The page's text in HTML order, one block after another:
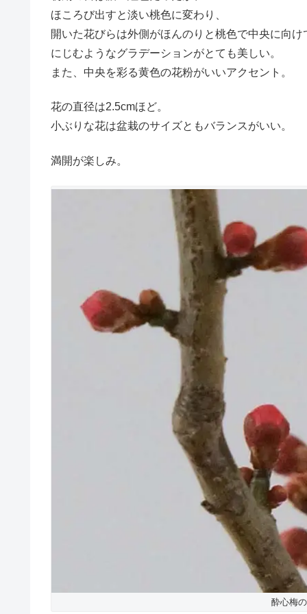
ほころび出すと淡い桃色に変わり、
開いた花びらは外側がほんのりと桃色で中央に向
にじむようなグラデーションがとても美しい。
また、中央を彩る黄色の花粉がいいアクセント。
花の直径は2.5cmほど。
小ぶりな花は盆栽のサイズともバランスがいい。
満開が楽しみ。
酔心梅